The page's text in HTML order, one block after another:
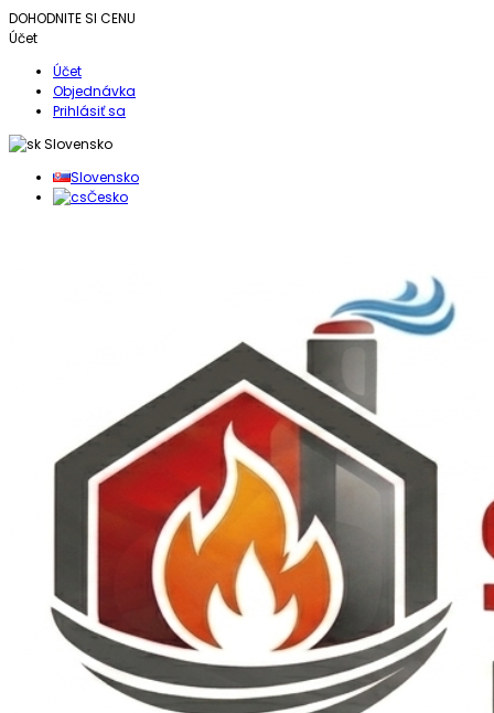
DOHODNITE SI CENU
Účet
Účet
Objednávka
Prihlásiť sa
Slovensko
Slovensko
Česko